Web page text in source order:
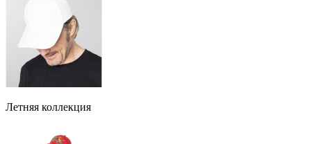
Летняя коллекция